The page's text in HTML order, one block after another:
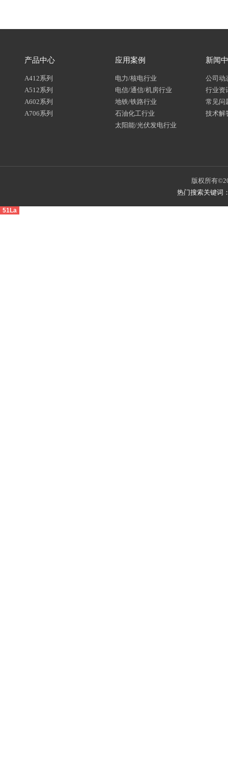
产品中心
A412系列
A512系列
A602系列
A706系列
应用案例
电力/核电行业
电信/通信/机房行业
地铁/铁路行业
石油化工行业
太阳能/光伏发电行业
新闻
公司动
行业资
常见问
技术解
版权所有
热门搜索关键词
51La